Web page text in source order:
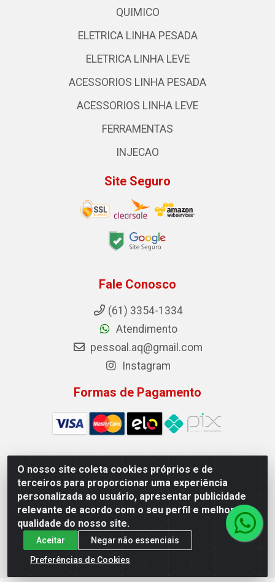
O nosso site coleta cookies próprios e de
terceiros para proporcionar uma experiência
personalizada ao usuário, apresentar publicidade
relevante de acordo com o seu perfil e melhorar a
qualidade do nosso site.
Aceitar
Negar não essenciais
Preferências de Cookies
QUIMICO
ELETRICA LINHA PESADA
ELETRICA LINHA LEVE
ACESSORIOS LINHA PESADA
ACESSORIOS LINHA LEVE
FERRAMENTAS
INJECAO
Site Seguro
Fale Conosco
(61) 3354-1334
Atendimento
pessoal.aq@gmail.com
Instagram
Formas de Pagamento
Auto Qualidade Comercio de Pecas LTDA - Quadra Qi
23, S/N, Lote 05/06 - Taguatinga, Brasília/DF - CEP
72.135-230 - CNPJ 72.617.459/0001-40